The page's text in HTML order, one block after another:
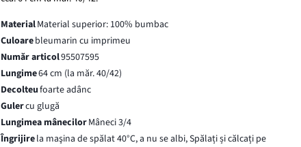
MaterialMaterial superior: 100% bumbac
Culoarebleumarin cu imprimeu
Număr articol95507595
Lungime64 cm (la măr. 40/42)
Decolteufoarte adânc
Gulercu glugă
Lungimea mânecilorMâneci 3/4
Îngrijirela maşina de spălat 40°C, a nu se albi, Spălați și călcați pe